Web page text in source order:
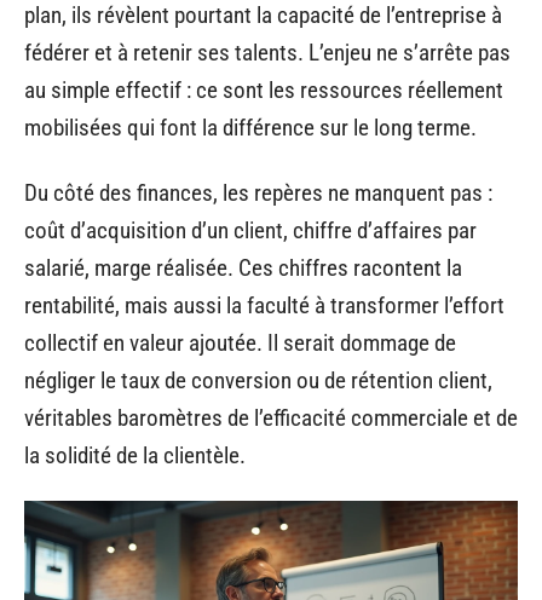
plan, ils révèlent pourtant la capacité de l’entreprise à
fédérer et à retenir ses talents. L’enjeu ne s’arrête pas
au simple effectif : ce sont les ressources réellement
mobilisées qui font la différence sur le long terme.
Du côté des finances, les repères ne manquent pas :
coût d’acquisition d’un client, chiffre d’affaires par
salarié, marge réalisée. Ces chiffres racontent la
rentabilité, mais aussi la faculté à transformer l’effort
collectif en valeur ajoutée. Il serait dommage de
négliger le taux de conversion ou de rétention client,
véritables baromètres de l’efficacité commerciale et de
la solidité de la clientèle.